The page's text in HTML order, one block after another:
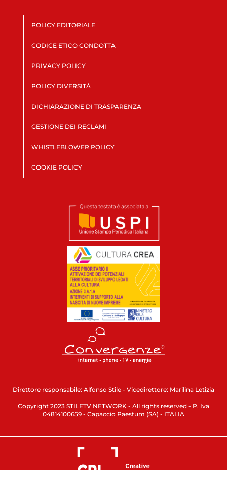
POLICY EDITORIALE
CODICE ETICO CONDOTTA
PRIVACY POLICY
POLICY DIVERSITÀ
DICHIARAZIONE DI TRASPARENZA
GESTIONE DEI RECLAMI
WHISTLEBLOWER POLICY
COOKIE POLICY
Direttore responsabile: Alfonso Stile - Vicedirettore: Marilina Letizia
Copyright 2023 STILETV NETWORK - All rights reserved - P. Iva
04814100659 - Capaccio Paestum (SA) - ITALIA